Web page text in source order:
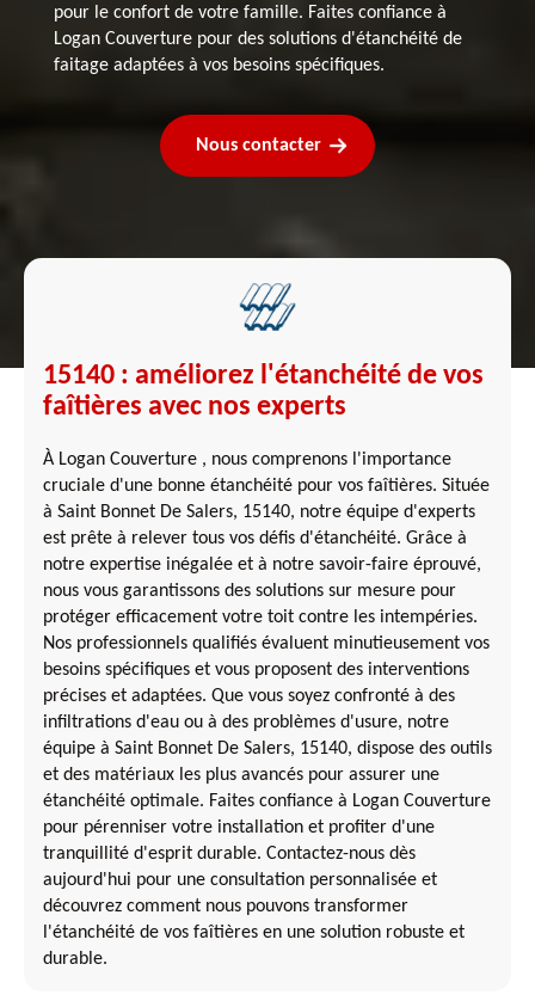
pour le confort de votre famille. Faites confiance à
Logan Couverture pour des solutions d'étanchéité de
faitage adaptées à vos besoins spécifiques.
Nous contacter
15140 : améliorez l'étanchéité de vos
faîtières avec nos experts
À Logan Couverture , nous comprenons l'importance
cruciale d'une bonne étanchéité pour vos faîtières. Située
à Saint Bonnet De Salers, 15140, notre équipe d'experts
est prête à relever tous vos défis d'étanchéité. Grâce à
notre expertise inégalée et à notre savoir-faire éprouvé,
nous vous garantissons des solutions sur mesure pour
protéger efficacement votre toit contre les intempéries.
Nos professionnels qualifiés évaluent minutieusement vos
besoins spécifiques et vous proposent des interventions
précises et adaptées. Que vous soyez confronté à des
infiltrations d'eau ou à des problèmes d'usure, notre
équipe à Saint Bonnet De Salers, 15140, dispose des outils
et des matériaux les plus avancés pour assurer une
étanchéité optimale. Faites confiance à Logan Couverture
pour pérenniser votre installation et profiter d'une
tranquillité d'esprit durable. Contactez-nous dès
aujourd'hui pour une consultation personnalisée et
découvrez comment nous pouvons transformer
l'étanchéité de vos faîtières en une solution robuste et
durable.